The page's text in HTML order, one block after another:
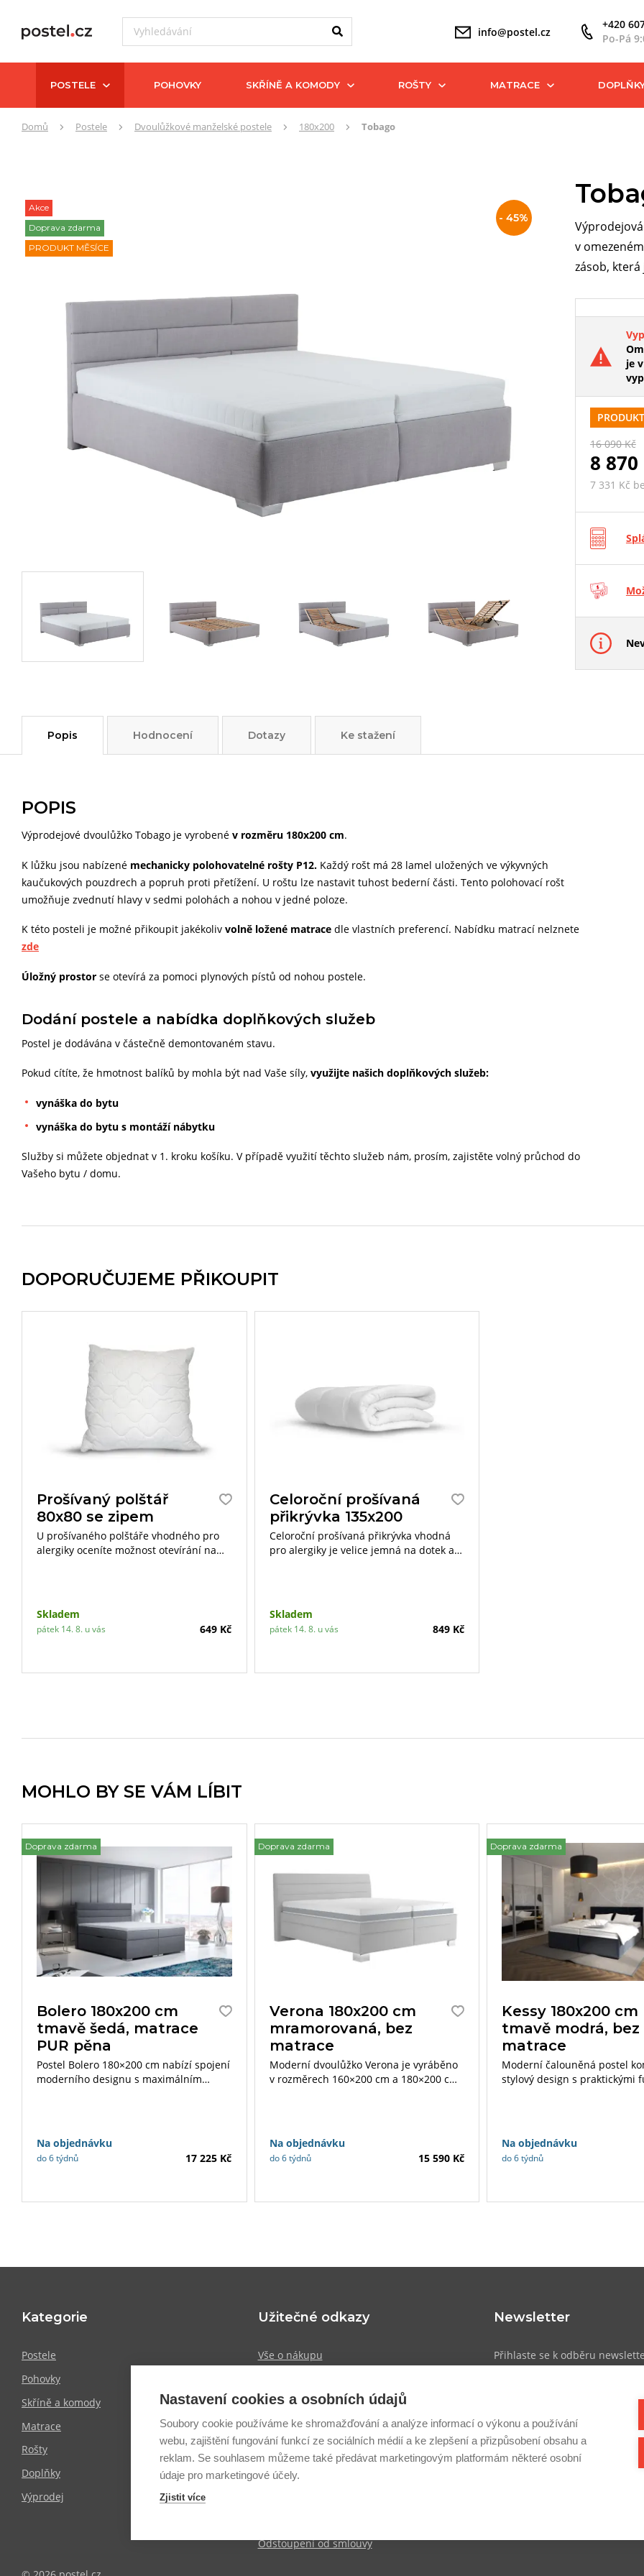
info@postel.cz
+420
Po-Pá
POSTELE POHOVKY SKŘÍNĚ A KOMODY ROŠTY MATRACE
ZdeDomů Postele Dvoulůžkové manželské postele 180x200 Tobago
v
zásob, která
Akce
Doprava zdarma
PRODUKT MĚSÍCE
Slevy
- 45%
je
16 090 Kč
8 870
7 331 Kč
Popis Hodnocení Dotazy Ke stažení
POPIS
Výprodejové dvoulůžko Tobago je vyrobené v rozměru 180x200 cm.
K lůžku jsou nabízené mechanicky polohovatelné rošty P12. Každý rošt má 28 lamel uložených ve výkyvných
kaučukových pouzdrech a popruh proti přetížení. U roštu lze nastavit tuhost bederní části. Tento polohovací rošt
umožňuje zvednutí hlavy v sedmi polohách a nohou v jedné poloze.
K této posteli je možné přikoupit jakékoliv volně ložené matrace dle vlastních preferencí. Nabídku matrací nelznete
zde
Úložný prostor se otevírá za pomoci plynových pístů od nohou postele.
Dodání postele a nabídka doplňkových služeb
Postel je dodávána v částečně demontovaném stavu.
Pokud cítíte, že hmotnost balíků by mohla být nad Vaše síly, využijte našich doplňkových služeb:
vynáška do bytu
vynáška do bytu s montáží nábytku
Služby si můžete objednat v 1. kroku košíku. V případě využití těchto služeb nám, prosím, zajistěte volný průchod do
Vašeho bytu / domu.
DOPORUČUJEME PŘIKOUPIT
Prošívaný polštář
80x80 se zipem
U prošívaného polštáře vhodného pro
alergiky oceníte možnost otevírání na
Skladem
pátek 14. 8. u vás 649 Kč
Celoroční prošívaná
přikrývka 135x200
Celoroční prošívaná přikrývka vhodná
pro alergiky je velice jemná na dotek a
Skladem
pátek 14. 8. u vás 849 Kč
MOHLO BY SE VÁM LÍBIT
Doprava zdarma
Bolero 180x200 cm
tmavě šedá, matrace
PUR pěna
Postel Bolero 180×200 cm nabízí spojení
moderního designu s maximálním
pohodlný spánek.
Na objednávku
do 6 týdnů 17 225 Kč
Doprava zdarma
Verona 180x200 cm
mramorovaná, bez
matrace
Moderní dvoulůžko Verona je vyráběno
v rozměrech 160×200 cm a 180×200 cm.
Na objednávku
do 6 týdnů 15 590 Kč
Doprava zdarma
Kessy 180x200 cm
tmavě modrá, bez
matrace
Moderní čalouněná postel
stylový design s praktickými
Na objednávku
do 6 týdnů
Kategorie
Postele
Pohovky
Skříně a komody
Matrace
Rošty
Doplňky
Výprodej
Užitečné odkazy
Vše o nákupu
Doprava a platba
Obchodní podmínky
Zpracování osobních údajů
Informace o cookies
Odstoupení od smlouvy
Newsletter
Přihlaste se k odběru
Přihlásit se
Nastavení cookies a osobních údajů
Soubory cookie používáme ke shromažďování a analýze informací o výkonu a používání
webu, zajištění fungování funkcí ze sociálních médií a ke zlepšení a přizpůsobení obsahu a
reklam. Se souhlasem můžeme také předávat marketingovým platformám některé osobní
údaje pro marketingové účely.
Zjistit více